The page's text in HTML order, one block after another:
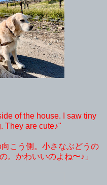
of the house. I saw tiny
They are cute♪"
こう側。小さなぶどうの
。かわいいのよね〜♪」